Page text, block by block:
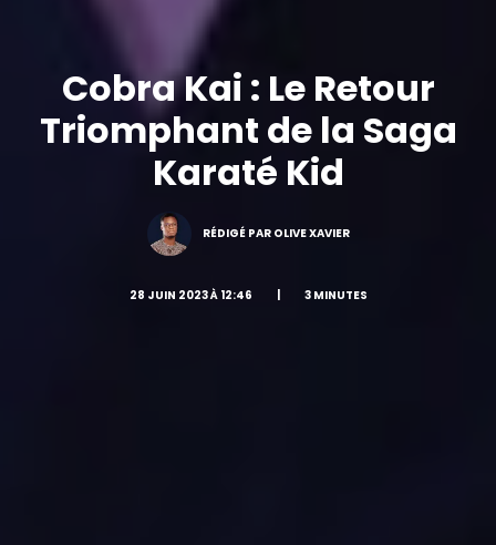
Cobra Kai : Le Retour
Triomphant de la Saga
Karaté Kid
RÉDIGÉ PAR OLIVE XAVIER
28 JUIN 2023 À 12:46 | 3 MINUTES